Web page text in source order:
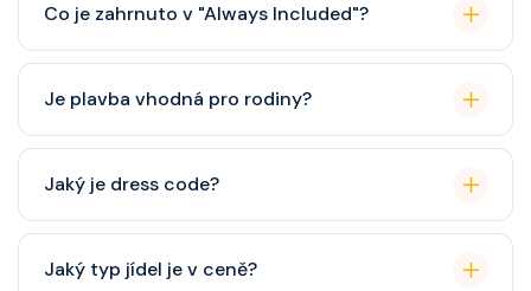
Co je zahrnuto v "Always Included"?
balíček), základní Wi-Fi.
Je plavba vhodná pro rodiny?
cestovatele, ale děti jsou vítány. K dispozici je dětský
klub (od 3 let).
Jaký je dress code?
někdy "Evening Chic" – doporučeno, ale není nutný
Jaký typ jídel je v ceně?